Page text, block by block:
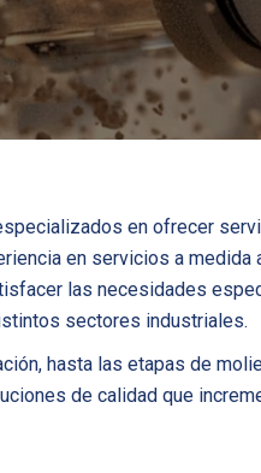
en ofrecer
en servicios a medida
las necesidades
sectores industriales.
hasta las etapas de
de calidad que